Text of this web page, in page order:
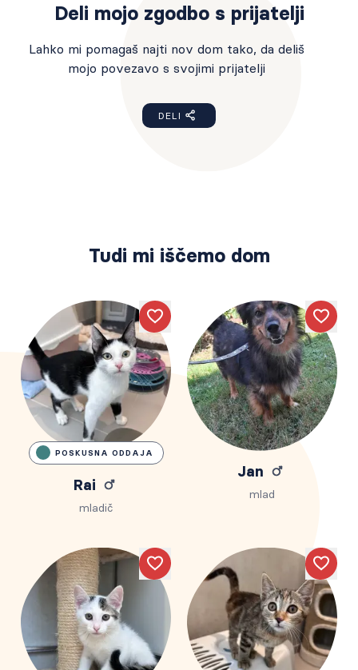
Deli mojo zgodbo s prijatelji
Lahko mi pomagaš najti nov dom tako, da deliš
mojo povezavo s svojimi prijatelji
DELI
Tudi mi iščemo dom
Like
POSKUSNA ODDAJA
Rai
mladič
Like
Jan
mlad
Like Like